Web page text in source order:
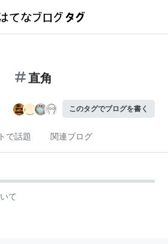
直角
このタグでブログを書く
で話題 関連ブログ
て